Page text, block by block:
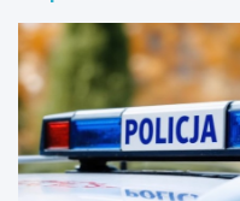
a
n
i
a
w
w
i
y
z
B
i
a
ł
o